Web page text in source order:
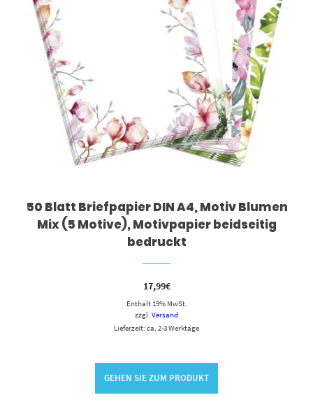
50 Blatt Briefpapier DIN A4, Motiv Blumen
Mix (5 Motive), Motivpapier beidseitig
bedruckt
17,99€
Enthält 19% MwSt.
zzgl. Versand
Lieferzeit: ca. 2-3 Werktage
GEHEN SIE ZUM PRODUKT